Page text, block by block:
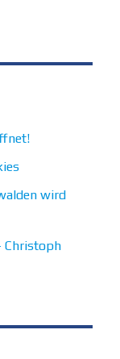
wird
Christoph